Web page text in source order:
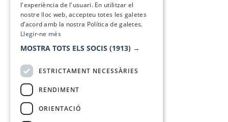
l'experiència de l'usuari. En utilitzar el
nostre lloc web, accepteu totes les galetes
d’acord amb la nostra Política de galetes.
Llegir-ne més
MOSTRA TOTS ELS SOCIS (1913) →
ESTRICTAMENT NECESSÀRIES
RENDIMENT
ORIENTACIÓ